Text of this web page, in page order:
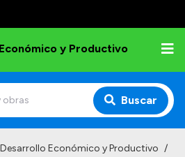
y Productivo
Buscar
Desarrollo Económico y Productivo /